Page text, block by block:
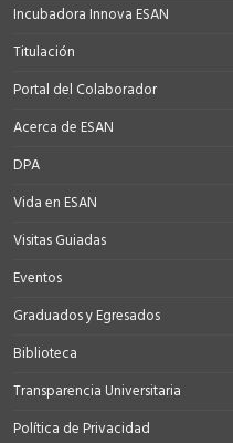
Incubadora Innova ESAN
Titulación
Portal del Colaborador
Acerca de ESAN
DPA
Vida en ESAN
Visitas Guiadas
Eventos
Graduados y Egresados
Biblioteca
Transparencia Universitaria
Política de Privacidad